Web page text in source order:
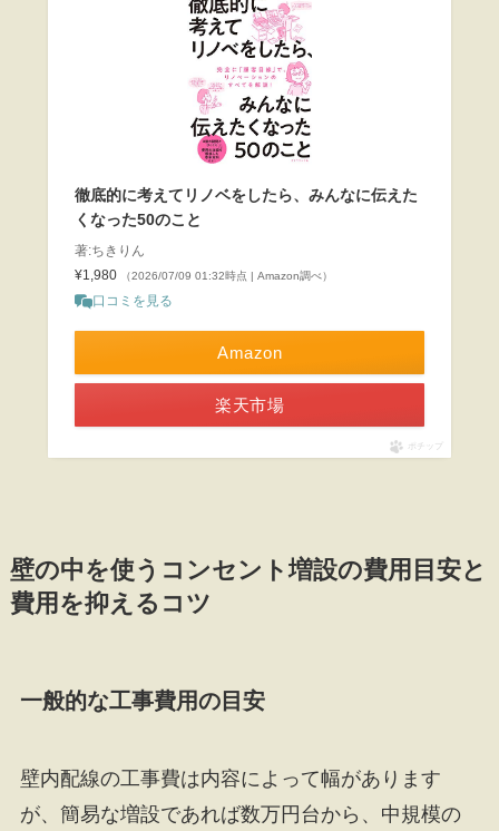
徹底的に考えてリノベをしたら、みんなに伝えた
くなった50のこと
著:ちきりん
¥1,980
（2026/07/09 01:32時点 | Amazon調べ）
口コミを見る
Amazon
楽天市場
ポチップ
壁の中を使うコンセント増設の費用目安と
費用を抑えるコツ
一般的な工事費用の目安
壁内配線の工事費は内容によって幅があります
が、簡易な増設であれば数万円台から、中規模の